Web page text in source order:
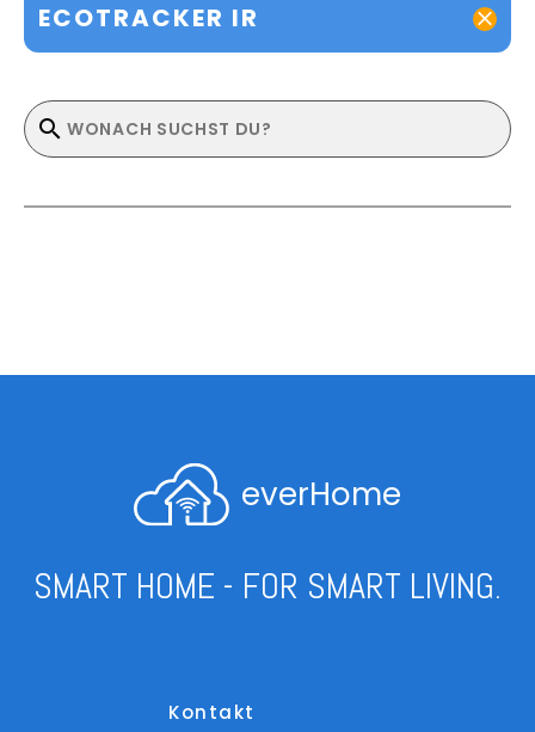
ECOTRACKER IR
everHome
SMART HOME - FOR SMART LIVING.
Kontakt